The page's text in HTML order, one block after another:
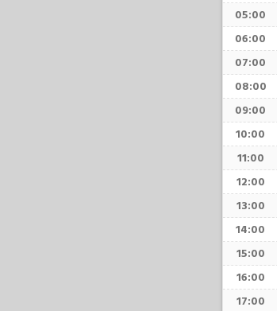
05:00
06:00
07:00
08:00
09:00
10:00
11:00
12:00
13:00
14:00
15:00
16:00
17:00